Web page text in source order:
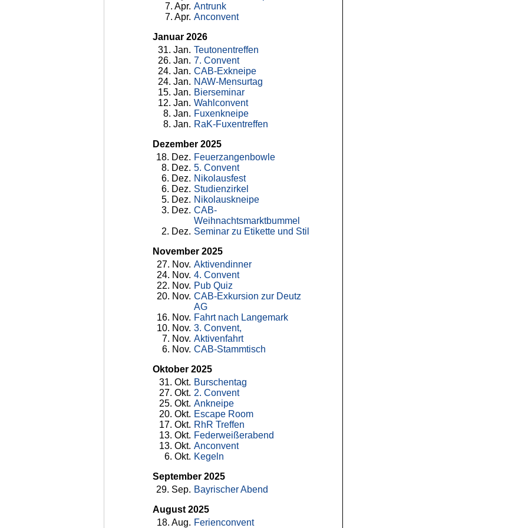
7. Apr. Antrunk
7. Apr. Anconvent
Januar 2026
31. Jan. Teutonentreffen
26. Jan. 7. Convent
24. Jan. CAB-Exkneipe
24. Jan. NAW-Mensurtag
15. Jan. Bierseminar
12. Jan. Wahlconvent
8. Jan. Fuxenkneipe
8. Jan. RaK-Fuxentreffen
Dezember 2025
18. Dez. Feuerzangenbowle
8. Dez. 5. Convent
6. Dez. Nikolausfest
6. Dez. Studienzirkel
5. Dez. Nikolauskneipe
3. Dez. CAB-
Weihnachtsmarktbummel
2. Dez. Seminar zu Etikette und Stil
November 2025
27. Nov. Aktivendinner
24. Nov. 4. Convent
22. Nov. Pub Quiz
20. Nov. CAB-Exkursion zur Deutz
AG
16. Nov. Fahrt nach Langemark
10. Nov. 3. Convent,
7. Nov. Aktivenfahrt
6. Nov. CAB-Stammtisch
Oktober 2025
31. Okt. Burschentag
27. Okt. 2. Convent
25. Okt. Ankneipe
20. Okt. Escape Room
17. Okt. RhR Treffen
13. Okt. Federweißerabend
13. Okt. Anconvent
6. Okt. Kegeln
September 2025
29. Sep. Bayrischer Abend
August 2025
18. Aug. Ferienconvent